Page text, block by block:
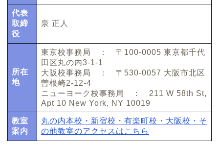
代表
取締
役
泉 正人
所在
地
東京校事務局 ： 〒100-0005 東京都千代
田区丸の内3-1-1
大阪校事務局 ： 〒530-0057 大阪市北区
曽根崎2-12-4
ニューヨーク校事務局 ： 211 W 58th St,
Apt 10 New York, NY 10019
教室
案内
丸の内本校・新宿校・有楽町校・大阪校・そ
の他教室のアクセスはこちら